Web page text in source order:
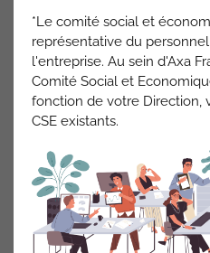
85 % des convives (toutes
mais des temps d’attente
Newrest fera appel à un
formation, pour remédier au
Des pics de flux entre 12H et
nous demandons la remise
« rapide » avec les comptes
*Le comité social et
représentative du
l'entreprise. Au sein d'Axa
Comité Social et
fonction de votre Direction,
CSE existants.